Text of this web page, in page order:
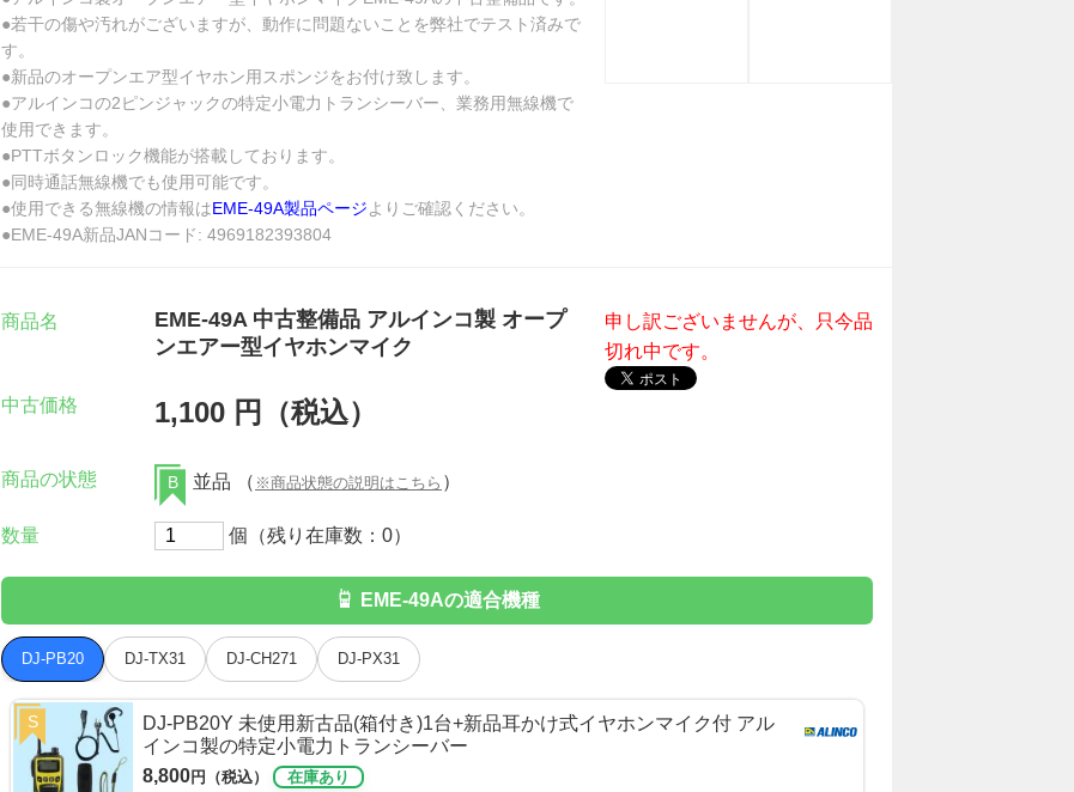
●若干の傷や汚れがございますが、動作に問題ないことを弊社でテスト済みで
す。
●新品のオープンエア型イヤホン用スポンジをお付け致します。
●アルインコの2ピンジャックの特定小電力トランシーバー、業務用無線機で
使用できます。
●PTTボタンロック機能が搭載しております。
●同時通話無線機でも使用可能です。
●使用できる無線機の情報はEME-49A製品ページよりご確認ください。
●EME-49A新品JANコード: 4969182393804
商品名
EME-49A 中古整備品 アルインコ製 オープ
ンエアー型イヤホンマイク
中古価格 1,100 円（税込）
商品の状態 B 並品 （ ※商品状態の説明はこちら ）
数量 個（残り在庫数：0）
申し訳ございませんが、只今品
切れ中です。
EME-49Aの適合機種
DJ-PB20 DJ-TX31 DJ-CH271 DJ-PX31
DJ-PB20Y 未使用新古品(箱付き)1台+新品耳かけ式イヤホンマイク付 アル
インコ製の特定小電力トランシーバー
8,800円（税込） 在庫あり
S